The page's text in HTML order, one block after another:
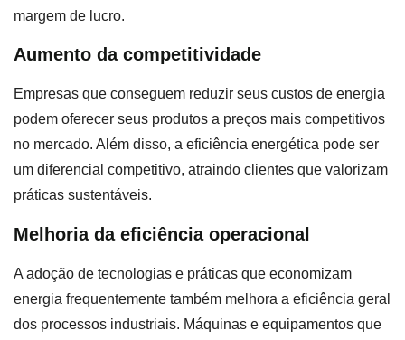
margem de lucro.
Aumento da competitividade
Empresas que conseguem reduzir seus custos de energia
podem oferecer seus produtos a preços mais competitivos
no mercado. Além disso, a eficiência energética pode ser
um diferencial competitivo, atraindo clientes que valorizam
práticas sustentáveis.
Melhoria da eficiência operacional
A adoção de tecnologias e práticas que economizam
energia frequentemente também melhora a eficiência geral
dos processos industriais. Máquinas e equipamentos que